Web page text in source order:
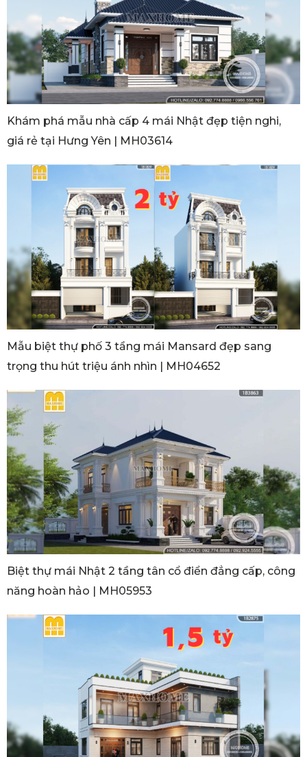
Khám phá mẫu nhà cấp 4 mái Nhật đẹp tiện nghi,
giá rẻ tại Hưng Yên | MH03614
Mẫu biệt thự phố 3 tầng mái Mansard đẹp sang
trọng thu hút triệu ánh nhìn | MH04652
Biệt thự mái Nhật 2 tầng tân cổ điển đẳng cấp, công
năng hoàn hảo | MH05953